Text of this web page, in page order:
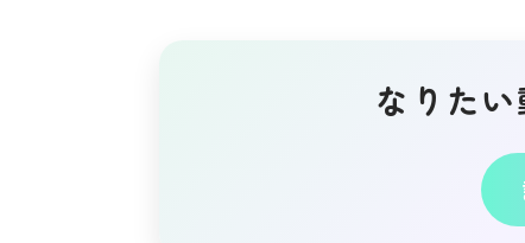
なりた